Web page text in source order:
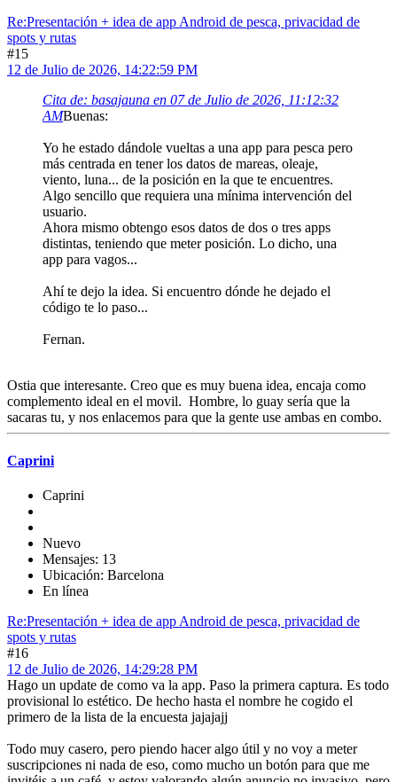
Re:Presentación + idea de app Android de pesca, privacidad de
spots y rutas
#15
12 de Julio de 2026, 14:22:59 PM
Cita de: basajauna en 07 de Julio de 2026, 11:12:32
AMBuenas:
Yo he estado dándole vueltas a una app para pesca pero
más centrada en tener los datos de mareas, oleaje,
viento, luna... de la posición en la que te encuentres.
Algo sencillo que requiera una mínima intervención del
usuario.
Ahora mismo obtengo esos datos de dos o tres apps
distintas, teniendo que meter posición. Lo dicho, una
app para vagos...
Ahí te dejo la idea. Si encuentro dónde he dejado el
código te lo paso...
Fernan.
Ostia que interesante. Creo que es muy buena idea, encaja como
complemento ideal en el movil. Hombre, lo guay sería que la
sacaras tu, y nos enlacemos para que la gente use ambas en combo.
Caprini
Caprini
Nuevo
Mensajes: 13
Ubicación: Barcelona
En línea
Re:Presentación + idea de app Android de pesca, privacidad de
spots y rutas
#16
12 de Julio de 2026, 14:29:28 PM
Hago un update de como va la app. Paso la primera captura. Es todo
provisional lo estético. De hecho hasta el nombre he cogido el
primero de la lista de la encuesta jajajajj
Todo muy casero, pero piendo hacer algo útil y no voy a meter
suscripciones ni nada de eso, como mucho un botón para que me